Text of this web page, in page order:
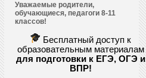
Уважаемые родители,
обучающиеся, педагоги 8-11
классов!
Бесплатный доступ к
образовательным материалам
для подготовки к ЕГЭ, ОГЭ и
ВПР!